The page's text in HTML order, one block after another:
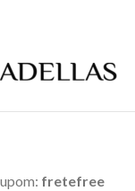
fretefree